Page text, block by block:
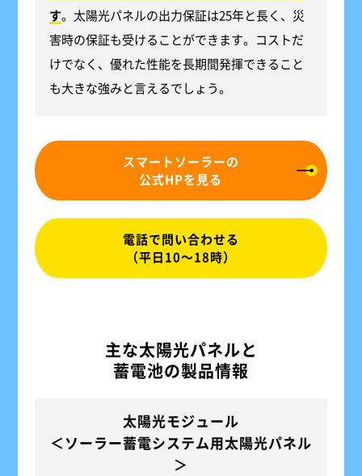
す。太陽光パネルの出力保証は25年と長く、災
害時の保証も受けることができます。コストだ
けでなく、優れた性能を長期間発揮できること
も大きな強みと言えるでしょう。
スマートソーラーの
公式HPを見る
電話で問い合わせる
（平日10～18時）
主な太陽光パネルと
蓄電池の製品情報
太陽光モジュール
＜ソーラー蓄電システム用太陽光パネル
＞